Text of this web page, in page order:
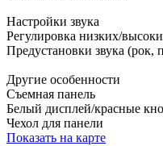
Настройки звука
Регулировка низких/
Предустановки звука (рок,
Другие особенности
Съемная панель
Белый дисплей/красные
Чехол для панели
Показать на карте